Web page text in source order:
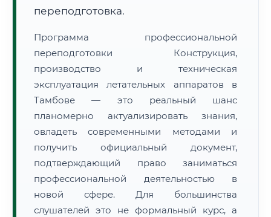
переподготовка.
Программа профессиональной
переподготовки Конструкция,
производство и техническая
эксплуатация летательных аппаратов в
Тамбове — это реальный шанс
планомерно актуализировать знания,
овладеть современными методами и
получить официальный документ,
подтверждающий право заниматься
профессиональной деятельностью в
новой сфере. Для большинства
слушателей это не формальный курс, а